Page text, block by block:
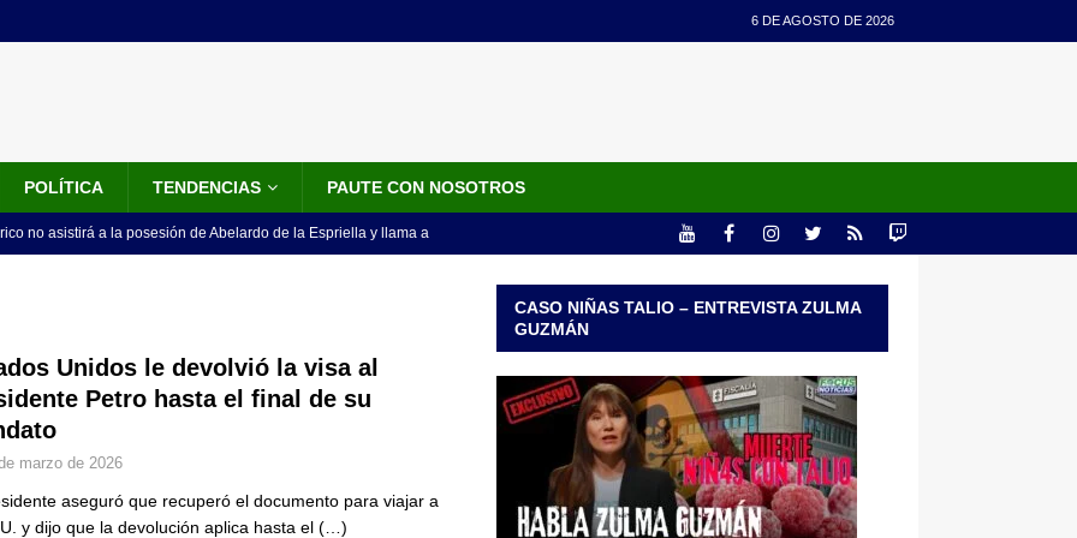
6 DE AGOSTO DE 2026
POLÍTICA TENDENCIAS PAUTE CON NOSOTROS
no asistirá a la posesión de Abelardo de la Espriella y llama a
de la banda presidencial que portará Abelardo De La
de un sastre colombiano reconocido en el mundo LO
Fiscalía amplía investigación por presunto lavado de activos y
vinculado al entramado empresarial
para la posesión presidencial: así será la investidura de Abelardo
Unidos le devolvió la visa al
Petro hasta el final de su
marzo de 2026
aseguró que recuperó el documento para viajar a
y dijo que la devolución aplica hasta el (…)
CASO NIÑAS TALIO – ENTREVISTA ZULMA
GUZMÁN